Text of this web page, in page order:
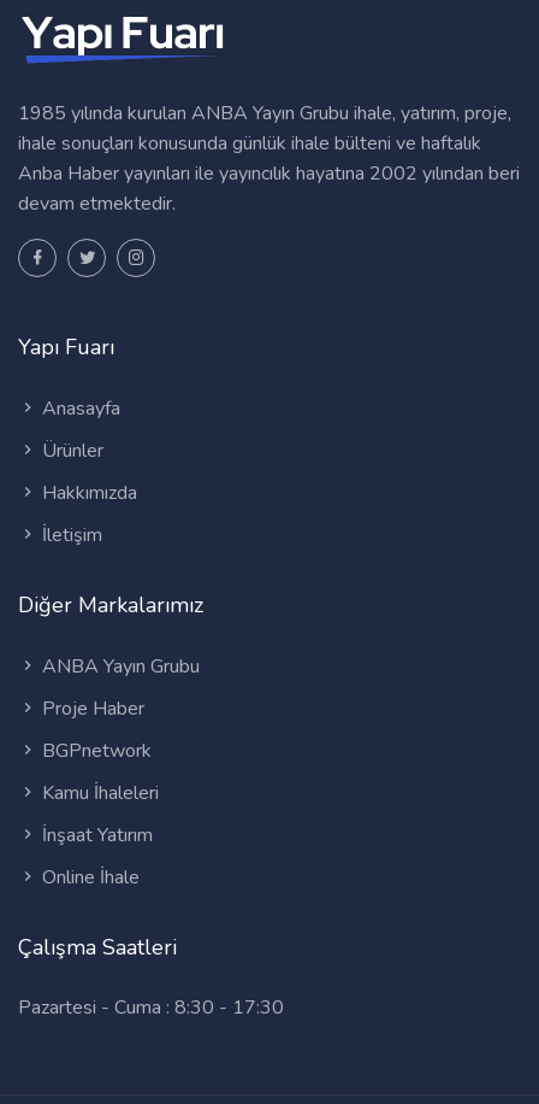
1985 yılında kurulan ANBA Yayın Grubu ihale, yatırım, proje,
ihale sonuçları konusunda günlük ihale bülteni ve haftalık
Anba Haber yayınları ile yayıncılık hayatına 2002 yılından beri
devam etmektedir.
Yapı Fuarı
Anasayfa
Ürünler
Hakkımızda
İletişim
Diğer Markalarımız
ANBA Yayın Grubu
Proje Haber
BGPnetwork
Kamu İhaleleri
İnşaat Yatırım
Online İhale
Çalışma Saatleri
Pazartesi - Cuma : 8:30 - 17:30